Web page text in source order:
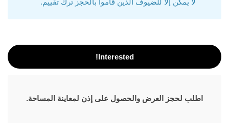
Interested!
اطلب لحجز العرض والحصول على إذن لمعاينة المساحة.